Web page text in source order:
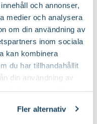
och annonser,
medier och analysera
om din användning av
inom sociala
kan kombinera
du har tillhandahållit
din användning av
Fler alternativ
delen av landet,
undvika vinterskador på